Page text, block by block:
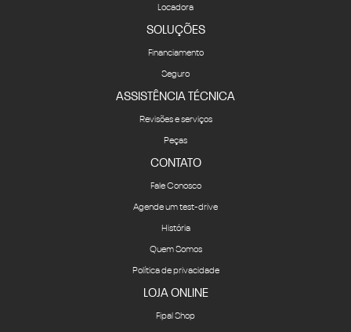
Locadora
SOLUÇÕES
Financiamento
Seguro
ASSISTÊNCIA TÉCNICA
Revisões e serviços
Peças
CONTATO
Fale Conosco
Agende um test-drive
História
Quem Somos
Política de privacidade
LOJA ONLINE
Fipal Shop